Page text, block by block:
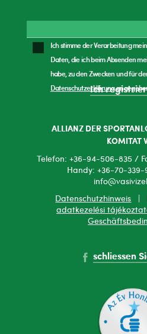
Ich stimme der Verarbeitung
Daten, die ich beim Absenden
habe, zu den Zwecken und für
Datenschutzerklärung
Ich
ALLIANZ DER
KOMITAT
Telefon: +36-94-506-835 /
Handy: +36-70-
Datenschutzhinweis
adatkezelési
schliessen